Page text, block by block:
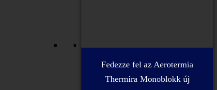
Fedezze fel az Aerotermia
Thermira Monoblokk új